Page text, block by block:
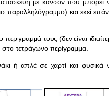
με κανσον που μπορεί
παραλληλόγραμμο) και εκεί
τους (δεν είναι
τετράγωνο περίγραμμα.
ή απλά σε χαρτί και φυσικά